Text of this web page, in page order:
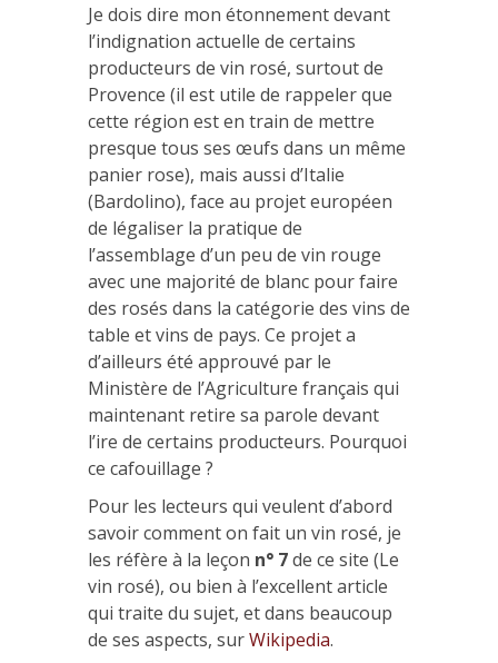
Je dois dire mon étonnement devant
l’indignation actuelle de certains
producteurs de vin rosé, surtout de
Provence (il est utile de rappeler que
cette région est en train de mettre
presque tous ses œufs dans un même
panier rose), mais aussi d’Italie
(Bardolino), face au projet européen
de légaliser la pratique de
l’assemblage d’un peu de vin rouge
avec une majorité de blanc pour faire
des rosés dans la catégorie des vins de
table et vins de pays. Ce projet a
d’ailleurs été approuvé par le
Ministère de l’Agriculture français qui
maintenant retire sa parole devant
l’ire de certains producteurs. Pourquoi
ce cafouillage ?
Pour les lecteurs qui veulent d’abord
savoir comment on fait un vin rosé, je
les réfère à la leçon n° 7de ce site (Le
vin rosé), ou bien à l’excellent article
qui traite du sujet, et dans beaucoup
de ses aspects, surWikipedia.